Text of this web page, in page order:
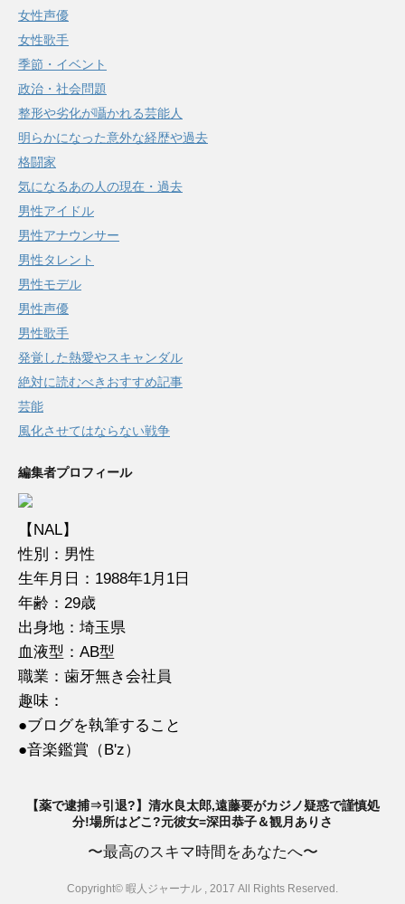
女性声優
女性歌手
季節・イベント
政治・社会問題
整形や劣化が囁かれる芸能人
明らかになった意外な経歴や過去
格闘家
気になるあの人の現在・過去
男性アイドル
男性アナウンサー
男性タレント
男性モデル
男性声優
男性歌手
発覚した熱愛やスキャンダル
絶対に読むべきおすすめ記事
芸能
風化させてはならない戦争
編集者プロフィール
【NAL】
性別：男性
生年月日：1988年1月1日
年齢：29歳
出身地：埼玉県
血液型：AB型
職業：歯牙無き会社員
趣味：
●ブログを執筆すること
●音楽鑑賞（B'z）
【薬で逮捕⇒引退?】清水良太郎,遠藤要がカジノ疑惑で謹慎処
分!場所はどこ?元彼女=深田恭子＆観月ありさ
〜最高のスキマ時間をあなたへ〜
Copyright© 暇人ジャーナル , 2017 All Rights Reserved.